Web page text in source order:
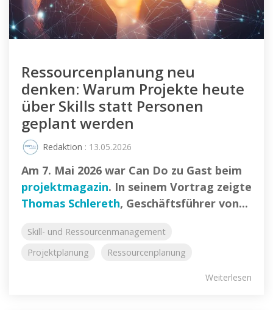
Ressourcenplanung neu
denken: Warum Projekte heute
über Skills statt Personen
geplant werden
Redaktion : 13.05.2026
Am 7. Mai 2026 war Can Do zu Gast beim
projektmagazin. In seinem Vortrag zeigte
Thomas Schlereth, Geschäftsführer von...
Skill- und Ressourcenmanagement
Projektplanung
Ressourcenplanung
Weiterlesen